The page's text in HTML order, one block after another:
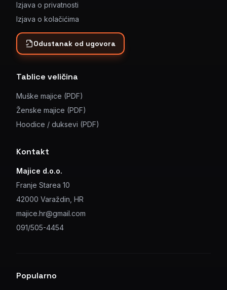
Izjava o privatnosti
Izjava o kolačićima
Odustanak od ugovora
Tablice veličina
Muške majice (PDF)
Ženske majice (PDF)
Hoodice / duksevi (PDF)
Kontakt
Majice d.o.o.
Franje Starea 10
42000 Varaždin, HR
majice.hr@gmail.com
091/505-4454
Popularno